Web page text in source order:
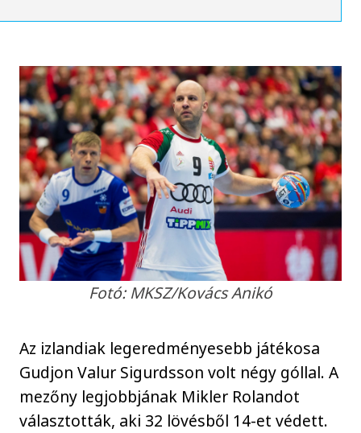
Fotó: MKSZ/Kovács Anikó
Az izlandiak legeredményesebb játékosa
Gudjon Valur Sigurdsson volt négy góllal. A
mezőny legjobbjának Mikler Rolandot
választották, aki 32 lövésből 14-et védett.